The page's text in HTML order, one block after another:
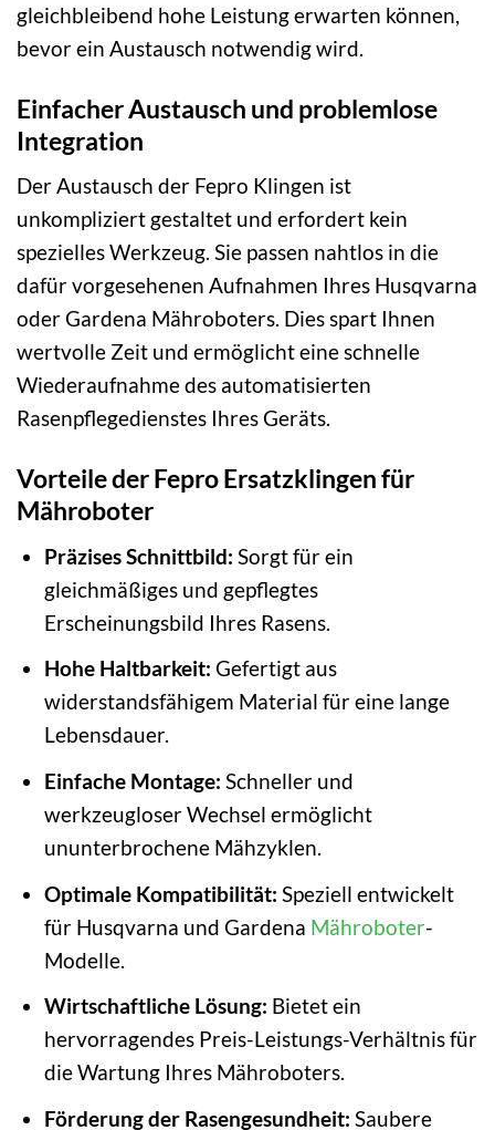
gleichbleibend hohe Leistung erwarten können,
bevor ein Austausch notwendig wird.
Einfacher Austausch und problemlose
Integration
Der Austausch der Fepro Klingen ist
unkompliziert gestaltet und erfordert kein
spezielles Werkzeug. Sie passen nahtlos in die
dafür vorgesehenen Aufnahmen Ihres Husqvarna
oder Gardena Mähroboters. Dies spart Ihnen
wertvolle Zeit und ermöglicht eine schnelle
Wiederaufnahme des automatisierten
Rasenpflegedienstes Ihres Geräts.
Vorteile der Fepro Ersatzklingen für
Mähroboter
Präzises Schnittbild: Sorgt für ein
gleichmäßiges und gepflegtes
Erscheinungsbild Ihres Rasens.
Hohe Haltbarkeit: Gefertigt aus
widerstandsfähigem Material für eine lange
Lebensdauer.
Einfache Montage: Schneller und
werkzeugloser Wechsel ermöglicht
ununterbrochene Mähzyklen.
Optimale Kompatibilität: Speziell entwickelt
für Husqvarna und Gardena Mähroboter-
Modelle.
Wirtschaftliche Lösung: Bietet ein
hervorragendes Preis-Leistungs-Verhältnis für
die Wartung Ihres Mähroboters.
Förderung der Rasengesundheit: Saubere